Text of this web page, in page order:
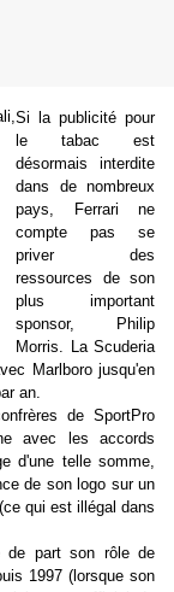
Si la publicité pour
le tabac est
désormais interdite
dans de nombreux
pays, Ferrari ne
compte pas se
priver des
ressources de son
plus important
sponsor, Philip
Morris. La Scuderia
Marlboro jusqu'en
an.
de SportPro
avec les accords
d'une telle somme,
de son logo sur un
qui est illégal dans
de part son rôle de
1997 (lorsque son